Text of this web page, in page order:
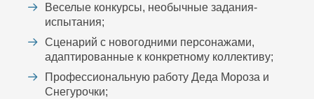
Веселые конкурсы, необычные задания-
испытания;
Сценарий с новогодними персонажами,
адаптированные к конкретному коллективу;
Профессиональную работу Деда Мороза и
Снегурочки;